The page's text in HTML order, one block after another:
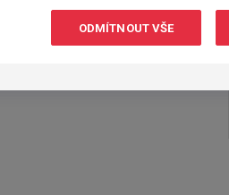
ODMÍTNOUT VŠE